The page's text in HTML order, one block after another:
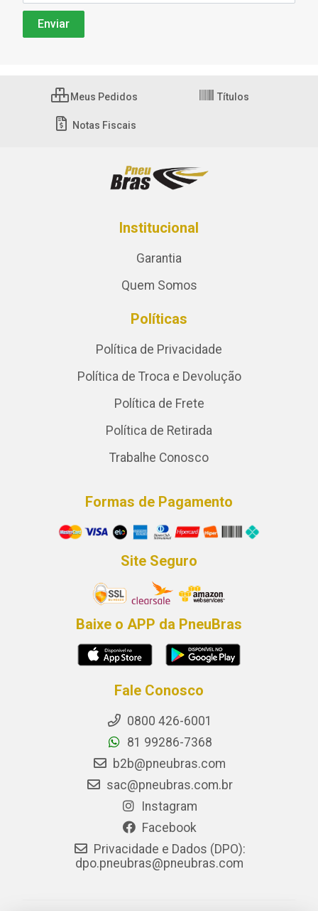
Meus Pedidos Títulos
Notas Fiscais
Institucional
Garantia
Quem Somos
Políticas
Política de Privacidade
Política de Troca e Devolução
Política de Frete
Política de Retirada
Trabalhe Conosco
Formas de Pagamento
Site Seguro
Baixe o APP da PneuBras
Fale Conosco
0800 426-6001
81 99286-7368
b2b@pneubras.com
sac@pneubras.com.br
Instagram
Facebook
Privacidade e Dados (DPO):
dpo.pneubras@pneubras.com